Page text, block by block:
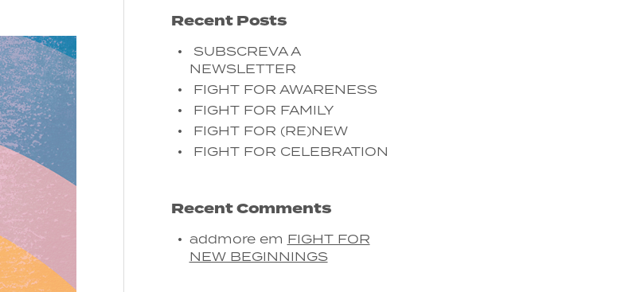
Recent Posts
SUBSCREVA A
NEWSLETTER
FIGHT FOR AWARENESS
FIGHT FOR FAMILY
FIGHT FOR (RE)NEW
FIGHT FOR CELEBRATION
Recent Comments
addmoreem FIGHT FOR
NEW BEGINNINGS